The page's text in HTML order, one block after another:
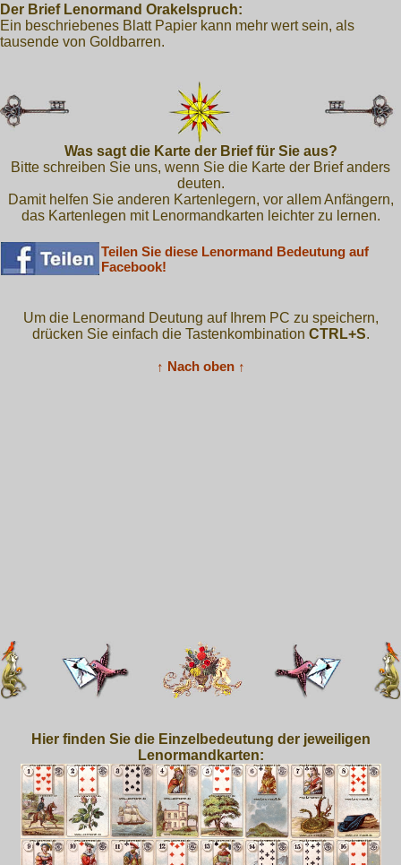
Der Brief Lenormand Orakelspruch:
Ein beschriebenes Blatt Papier kann mehr wert sein, als
tausende von Goldbarren.
Was sagt die Karte der Brief für Sie aus?
Bitte schreiben Sie uns, wenn Sie die Karte der Brief anders
deuten.
Damit helfen Sie anderen Kartenlegern, vor allem Anfängern,
das Kartenlegen mit Lenormandkarten leichter zu lernen.
Teilen Sie diese Lenormand Bedeutung auf
Facebook!
Um die Lenormand Deutung auf Ihrem PC zu speichern,
drücken Sie einfach die Tastenkombination CTRL+S.
↑ Nach oben ↑
Hier finden Sie die Einzelbedeutung der jeweiligen
Lenormandkarten: